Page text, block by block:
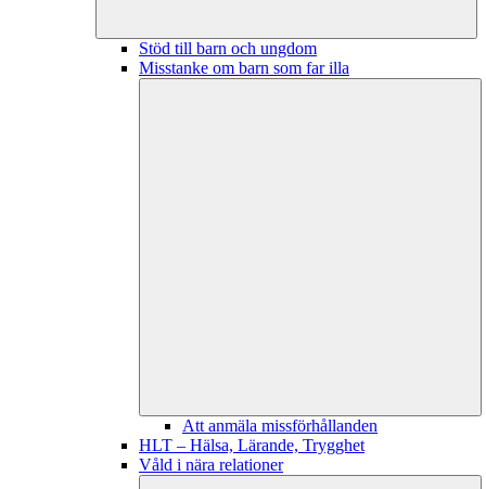
Stöd till barn och ungdom
Misstanke om barn som far illa
Att anmäla missförhållanden
HLT – Hälsa, Lärande, Trygghet
Våld i nära relationer